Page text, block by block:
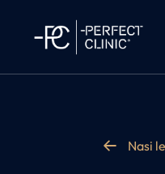
Nasi